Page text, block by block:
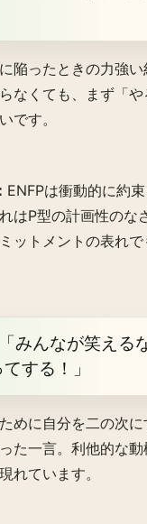
陥ったときの力強
なくても、まず「
です。
ENFPは衝動的に約
はP型の計画性のな
ットメントの表れで
みんなが笑える
する！」
めに自分を二の次
た一言。利他的な
れています。